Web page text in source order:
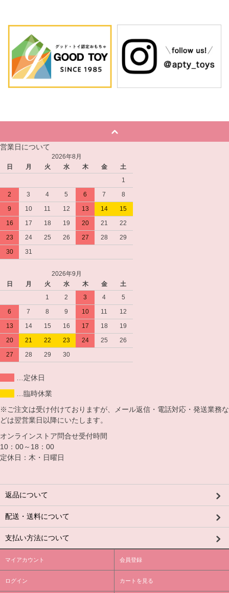
営業日について
2026年8月
日
月 火 水 木 金
土
1
2
3 4 5 6 7
8
9
10 11 12 13 14
15
16
17 18 19 20 21
22
23
24 25 26 27 28
29
30
31
2026年9月
日
月 火 水 木 金
土
1
2 3 4
5
6
7 8 9 10 11
12
13
14 15 16 17 18
19
20
21 22 23 24 25
26
27
28 29 30
…定休日
…臨時休業
※ご注文は受け付けておりますが、メール返信・電話対応・発送業務な
どは翌営業日以降にいたします。
オンラインストア問合せ受付時間
10：00～18：00
定休日：木・日曜日
返品について
配送・送料について
支払い方法について
マイアカウント 会員登録
ログイン カートを見る